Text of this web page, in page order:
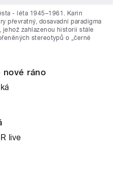
- léta 1945–1961. Karin
převratný, dosavadní paradigma
zahlazenou historii stále
stereotypů o „černé
nové ráno
live